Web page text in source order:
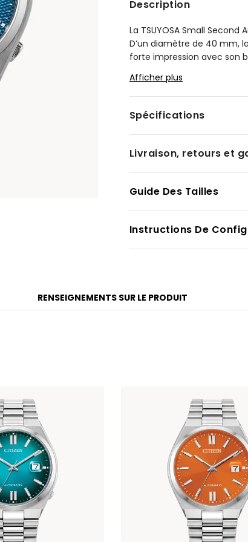
Description
La TSUYOSA Small
D’un diamètre de 40 mm,
forte impression avec son
qu’un mouvement
performance et sa fiabilité.
Sous un verre saphir
avec un compteur des
argenté qui ajoutent à son
plaisir. Numéro du calibre :
Afficher plus
Spécifications
Livraison, retours et
Guide Des Tailles
Instructions De
RENSEIGNEMENTS SUR LE PRODUIT